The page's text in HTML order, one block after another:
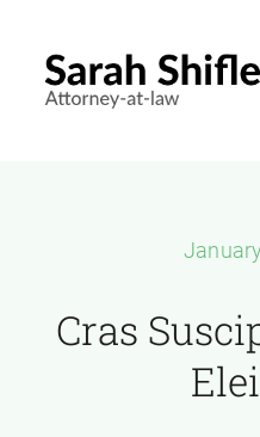
content
Services
Cras